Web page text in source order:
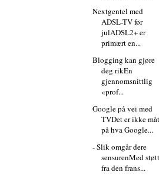
Nextgentel med
ADSL-TV før
julADSL2+ er
primært en...
Blogging kan gjøre
deg rikEn
gjennomsnittlig
«prof...
Google på vei med
TVDet er ikke
på hva Google...
- Slik omgår dere
sensurenMed
fra den frans...